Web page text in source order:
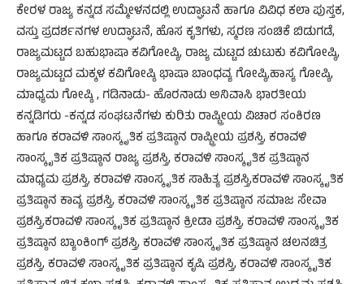
ಕೇರಳ ರಾಜ್ಯ ಕನ್ನಡ ಸಮ್ಮೇಳನದಲ್ಲಿ ಉದ್ಘಾಟನೆ ಹಾಗೂ ವಿವಿಧ ಕಲಾ ಪುಸ್ತಕ,
ವಸ್ತು ಪ್ರದರ್ಶನಗಳ ಉದ್ಘಾಟನೆ, ಹೊಸ ಕೃತಿಗಳು, ಸ್ಮರಣ ಸಂಚಿಕೆ ಬಿಡುಗಡೆ,
ರಾಜ್ಯಮಟ್ಟದ ಬಹುಭಾಷಾ ಕವಿಗೋಷ್ಠಿ, ರಾಜ್ಯ ಮಟ್ಟದ ಚುಟುಕು ಕವಿಗೋಷ್ಠಿ,
ರಾಜ್ಯಮಟ್ಟದ ಮಕ್ಕಳ ಕವಿಗೋಷ್ಠಿ ಭಾಷಾ ಬಾಂಧವ್ಯ ಗೋಷ್ಠಿ,ಹಾಸ್ಯ ಗೋಷ್ಠಿ,
ಮಾಧ್ಯಮ ಗೋಷ್ಠಿ , ಗಡಿನಾಡು- ಹೊರನಾಡು ಅನಿವಾಸಿ ಭಾರತೀಯ
ಕನ್ನಡಿಗರು -ಕನ್ನಡ ಸಂಘಟನೆಗಳು ಕುರಿತು ರಾಷ್ಟ್ರೀಯ ವಿಚಾರ ಸಂಕಿರಣ
ಹಾಗೂ ಕರಾವಳಿ ಸಾಂಸ್ಕೃತಿಕ ಪ್ರತಿಷ್ಠಾನ ರಾಷ್ಟ್ರೀಯ ಪ್ರಶಸ್ತಿ, ಕರಾವಳಿ
ಸಾಂಸ್ಕೃತಿಕ ಪ್ರತಿಷ್ಠಾನ ರಾಜ್ಯ ಪ್ರಶಸ್ತಿ, ಕರಾವಳಿ ಸಾಂಸ್ಕೃತಿಕ ಪ್ರತಿಷ್ಠಾನ
ಮಾಧ್ಯಮ ಪ್ರಶಸ್ತಿ, ಕರಾವಳಿ ಸಾಂಸ್ಕೃತಿಕ ಸಾಹಿತ್ಯ ಪ್ರಶಸ್ತಿ,ಕರಾವಳಿ ಸಾಂಸ್ಕೃತಿಕ
ಪ್ರತಿಷ್ಠಾನ ಕಾವ್ಯ ಪ್ರಶಸ್ತಿ, ಕರಾವಳಿ ಸಾಂಸ್ಕೃತಿಕ ಪ್ರತಿಷ್ಠಾನ ಸಮಾಜ ಸೇವಾ
ಪ್ರಶಸ್ತಿ,ಕರಾವಳಿ ಸಾಂಸ್ಕೃತಿಕ ಪ್ರತಿಷ್ಠಾನ ಕ್ರೀಡಾ ಪ್ರಶಸ್ತಿ, ಕರಾವಳಿ ಸಾಂಸ್ಕೃತಿಕ
ಪ್ರತಿಷ್ಠಾನ ಬ್ಯಾಂಕಿಂಗ್ ಪ್ರಶಸ್ತಿ, ಕರಾವಳಿ ಸಾಂಸ್ಕೃತಿಕ ಪ್ರತಿಷ್ಠಾನ ಚಲನಚಿತ್ರ
ಪ್ರಶಸ್ತಿ, ಕರಾವಳಿ ಸಾಂಸ್ಕೃತಿಕ ಪ್ರತಿಷ್ಠಾನ ಕೃಷಿ ಪ್ರಶಸ್ತಿ, ಕರಾವಳಿ ಸಾಂಸ್ಕೃತಿಕ